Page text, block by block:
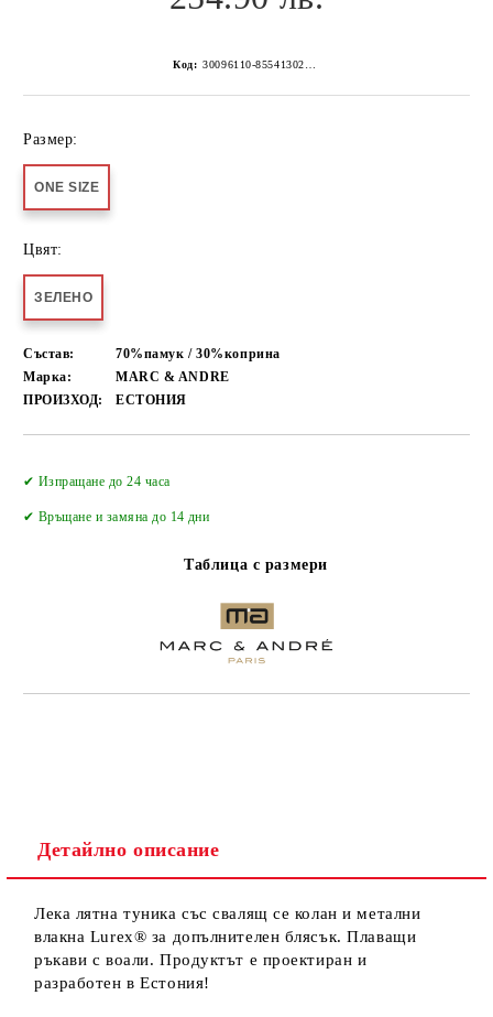
Код:
Размер:
ONE SIZE
Цвят:
ЗЕЛЕНО
Състав:
70%памук / 30%коприна
Марка:
MARC & ANDRE
ПРОИЗХОД:
ЕСТОНИЯ
✔ Изпращане до 24 часа
✔ Връщане и замяна до 14 дни
Таблица с размери
Детайлно описание
Лека лятна туника със свалящ се колан и метални
влакна Lurex® за допълнителен блясък. Плаващи
ръкави с воали. Продуктът е проектиран и
разработен в Естония!